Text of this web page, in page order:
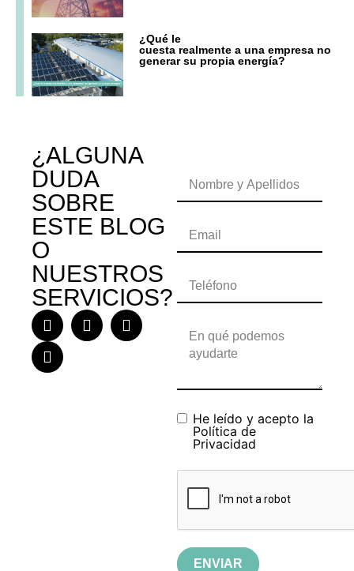
¿Qué le
cuesta realmente a una empresa no
generar su propia energía?
¿ALGUNA
DUDA
SOBRE
ESTE BLOG
O
NUESTROS
SERVICIOS?
He leído y acepto la
Política de
Privacidad
ENVIAR